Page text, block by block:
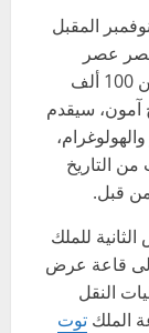
المقبل
عصر
المتاحف الذكية، فالمتحف، الذي يضم أكثر من 100 ألف
آمون، سيقدم
التاريخ
قبل.
للملك
إلى قاعة عرض
النقل
الملك توت